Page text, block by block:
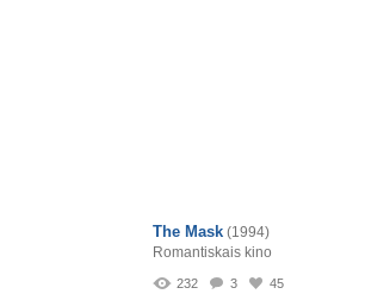
The Mask (1994)
Romantiskais kino
232 3 45